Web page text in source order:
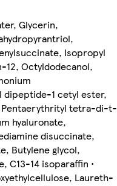
Glycerin,
Isopropyl
12, Octyldodecanol,
dipeptide-1 cetyl ester,
Pentaerythrityl tetra-di-t-
hyaluronate,
disuccinate,
Butylene glycol,
C13-14 isoparaffin •
Laureth-